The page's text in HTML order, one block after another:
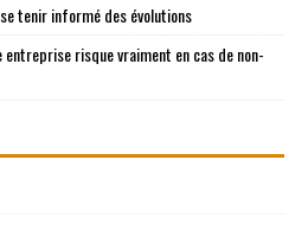
tenir informé des évolutions
entreprise risque vraiment en cas de non-